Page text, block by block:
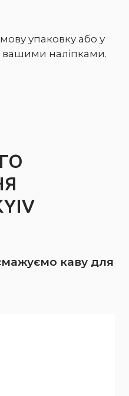
упаковку або у
вашими наліпками.
каву для